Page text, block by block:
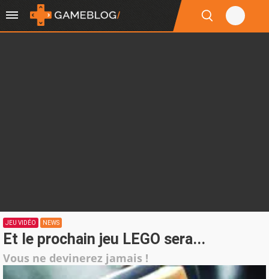
JEU VIDÉO NEWS
Et le prochain jeu LEGO sera...
Vous ne devinerez jamais !